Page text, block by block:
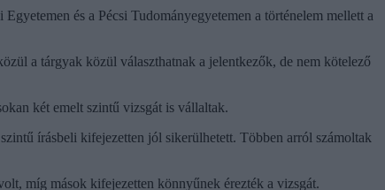
és a Pécsi Tudományegyetemen a történelem mellett a
a tárgyak közül választhatnak a jelentkezők, de nem kötelező
két emelt szintű vizsgát is vállaltak.
szintű írásbeli kifejezetten jól sikerülhetett. Többen arról számoltak
míg mások kifejezetten könnyűnek érezték a vizsgát.